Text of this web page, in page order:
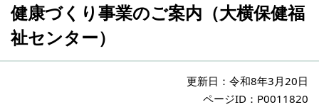
健康づくり事業のご案内（大横保健福
祉センター）
更新日： 令和8年3月20日
ページID：P0011820